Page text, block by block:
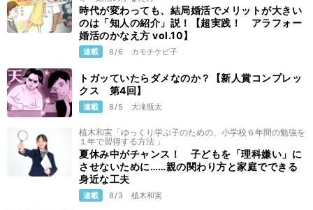
時代が変わっても、結局婚活でメリットが大きい
のは「知人の紹介」説！【超実践！ アラフォー
婚活のかなえ方 vol.10】
連載 8/6 カモチケビ子
トガッていたらダメなのか？【新人賞コンプレッ
クス 第4回】
連載 8/5 大滝瓶太
植木和実「ゆっくり学ぶ子のための、小学校６年間の勉強を
１年で習得する方法 」
夏休み中がチャンス！ 子どもを「理科嫌い」に
させないために……親の関わり方と家庭でできる
身近な工夫
連載 8/3 植木和実